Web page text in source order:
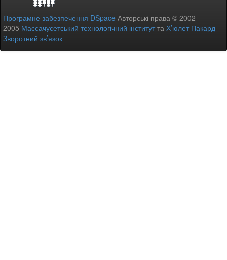
Програмне забезпечення DSpace Авторські права © 2002-
2005 Массачусетський технологічний інститутта Х’юлет Пакард -
Зворотний зв’язок